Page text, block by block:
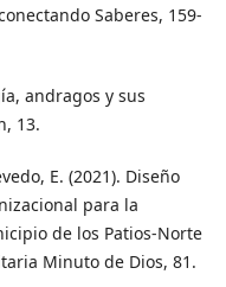
Saberes, 159-
andragos y sus
13.
E. (2021). Diseño
para la
de los Patios-Norte
Minuto de Dios, 81.